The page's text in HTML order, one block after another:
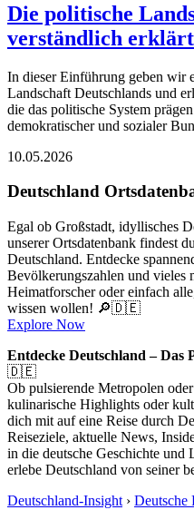
Die politische
verständlich erklärt
In dieser Einführung geben wir
Landschaft Deutschlands und
die das politische System
demokratischer und sozialer
10.05.2026
Deutschland
Egal ob Großstadt, idyllisches
unserer Ortsdatenbank findest
Deutschland. Entdecke
Bevölkerungszahlen und vieles
Heimatforscher oder einfach
wissen wollen! 🔎🇩🇪
Explore Now
Entdecke Deutschland –
🇩🇪
Ob pulsierende Metropolen
kulinarische Highlights oder
dich mit auf eine Reise durch
Reiseziele, aktuelle News,
in die deutsche Geschichte und
erlebe Deutschland von seiner
Deutschland-Insight › Deutsche